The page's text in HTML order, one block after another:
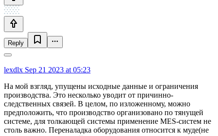
Reply
lexdlx Sep 21 2023 at 05:23
На мой взгляд, упущены исходные данные и ограничения
производства. Это несколько уводит от причинно-
следственных связей. В целом, по изложенному, можно
предположить, что производство организовано по тянущей
системе, для толкающей системы применение MES-систем не
столь важно. Переналадка оборудования относится к муде(не